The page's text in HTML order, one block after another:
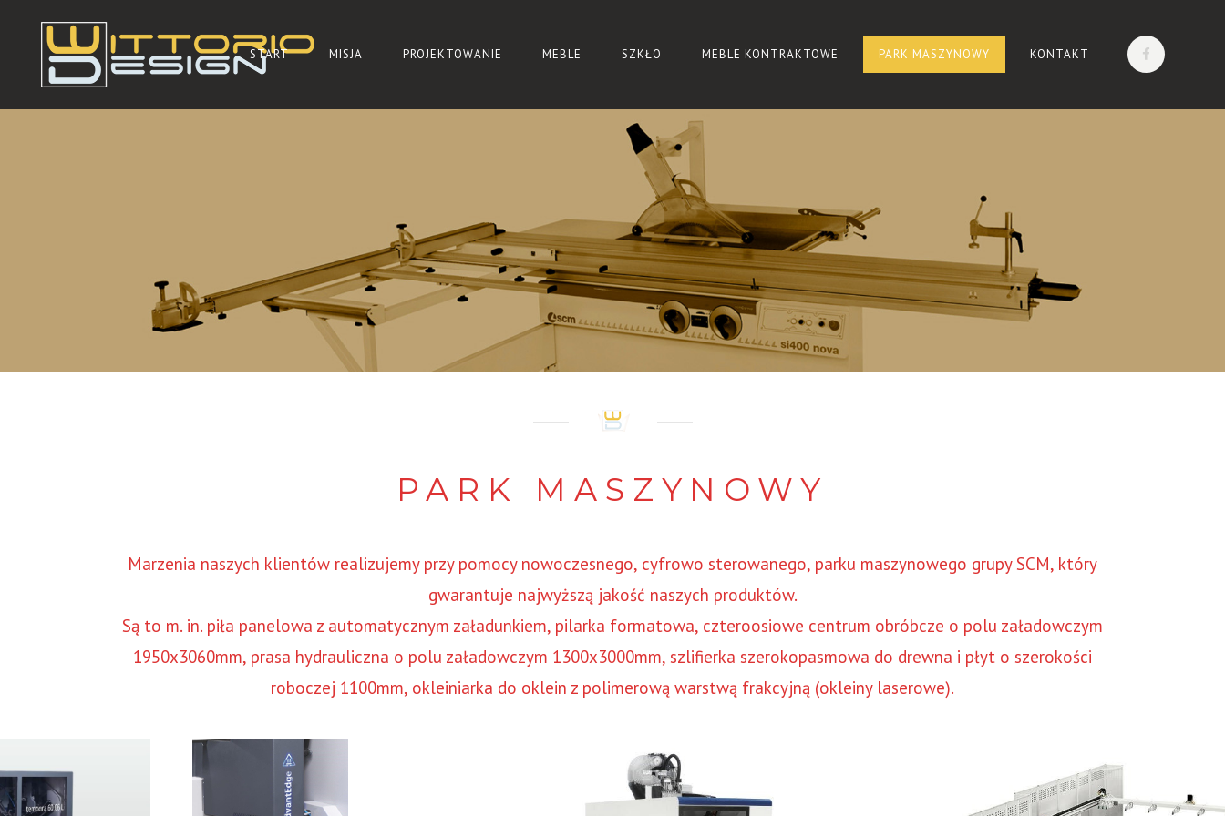
START MISJA PROJEKTOWANIE MEBLE SZKŁO MEBLE KONTRAKTOWE PARK MASZYNOWY KONTAKT
PARK MASZYNOWY
Marzenia naszych klientów realizujemy przy pomocy nowoczesnego, cyfrowo sterowanego, parku maszynowego grupy SCM, który
gwarantuje najwyższą jakość naszych produktów.
Są to m. in. piła panelowa z automatycznym załadunkiem, pilarka formatowa, czteroosiowe centrum obróbcze o polu załadowczym
1950x3060mm, prasa hydrauliczna o polu załadowczym 1300x3000mm, szlifierka szerokopasmowa do drewna i płyt o szerokości
roboczej 1100mm, okleiniarka do oklein z polimerową warstwą frakcyjną (okleiny laserowe).